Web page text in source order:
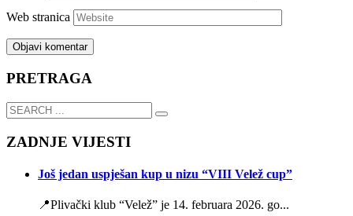
Web stranica
PRETRAGA
ZADNJE VIJESTI
Još jedan uspješan kup u nizu “VIII Velež cup”
📍Plivački klub “Velež” je 14. februara 2026. go...